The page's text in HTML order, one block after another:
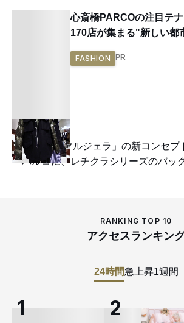
心斎橋PARCOの注目テ
170店が集まる"新しい都
FASHION PR
「メゾン マルジェラ」の新コンセプ
パルコに、レチクラシリーズのバッ
RANKING TOP 10
アクセスランキン
24時間急上昇1週間